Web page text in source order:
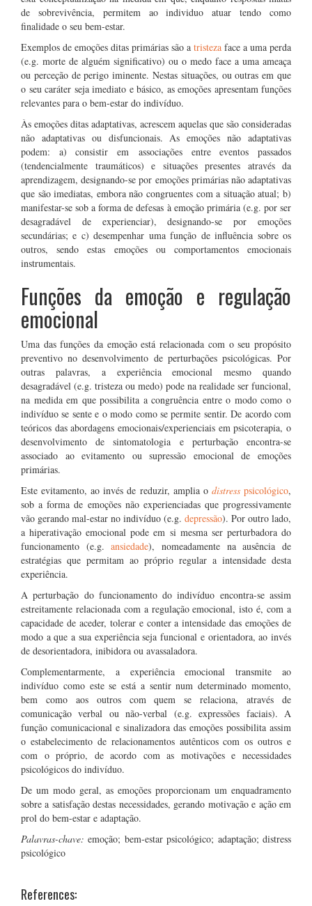
de sobrevivência, permitem ao individuo atuar tendo como
finalidade o seu bem-estar.
Exemplos de emoções ditas primárias são a tristeza face a uma perda
(e.g. morte de alguém significativo) ou o medo face a uma ameaça
ou perceção de perigo iminente. Nestas situações, ou outras em que
o seu caráter seja imediato e básico, as emoções apresentam funções
relevantes para o bem-estar do indivíduo.
Às emoções ditas adaptativas, acrescem aquelas que são consideradas
não adaptativas ou disfuncionais. As emoções não adaptativas
podem: a) consistir em associações entre eventos passados
(tendencialmente traumáticos) e situações presentes através da
aprendizagem, designando-se por emoções primárias não adaptativas
que são imediatas, embora não congruentes com a situação atual; b)
manifestar-se sob a forma de defesas à emoção primária (e.g. por ser
desagradável de experienciar), designando-se por emoções
secundárias; e c) desempenhar uma função de influência sobre os
outros, sendo estas emoções ou comportamentos emocionais
instrumentais.
Funções da emoção e regulação
emocional
Uma das funções da emoção está relacionada com o seu propósito
preventivo no desenvolvimento de perturbações psicológicas. Por
outras palavras, a experiência emocional mesmo quando
desagradável (e.g. tristeza ou medo) pode na realidade ser funcional,
na medida em que possibilita a congruência entre o modo como o
indivíduo se sente e o modo como se permite sentir. De acordo com
teóricos das abordagens emocionais/experienciais em psicoterapia, o
desenvolvimento de sintomatologia e perturbação encontra-se
associado ao evitamento ou supressão emocional de emoções
primárias.
Este evitamento, ao invés de reduzir, amplia o distresspsicológico,
sob a forma de emoções não experienciadas que progressivamente
vão gerando mal-estar no indivíduo (e.g. depressão). Por outro lado,
a hiperativação emocional pode em si mesma ser perturbadora do
funcionamento (e.g.ansiedade), nomeadamente na ausência de
estratégias que permitam ao próprio regular a intensidade desta
experiência.
A perturbação do funcionamento do indivíduo encontra-se assim
estreitamente relacionada com a regulação emocional, isto é, com a
capacidade de aceder, tolerar e conter a intensidade das emoções de
modo a que a sua experiência seja funcional e orientadora, ao invés
de desorientadora, inibidora ou avassaladora.
Complementarmente, a experiência emocional transmite ao
indivíduo como este se está a sentir num determinado momento,
bem como aos outros com quem se relaciona, através de
comunicação verbal ou não-verbal (e.g. expressões faciais). A
função comunicacional e sinalizadora das emoções possibilita assim
o estabelecimento de relacionamentos autênticos com os outros e
com o próprio, de acordo com as motivações e necessidades
psicológicos do indivíduo.
De um modo geral, as emoções proporcionam um enquadramento
sobre a satisfação destas necessidades, gerando motivação e ação em
prol do bem-estar e adaptação.
Palavras-chave: emoção; bem-estar psicológico; adaptação; distress
psicológico
References: